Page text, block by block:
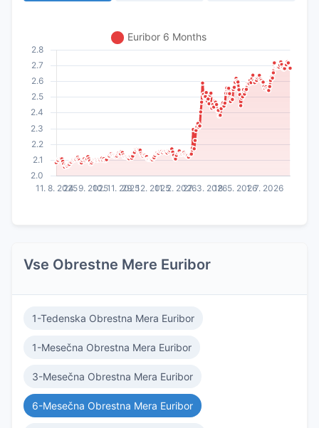
Vse Obrestne Mere Euribor
1-Tedenska Obrestna Mera Euribor
1-Mesečna Obrestna Mera Euribor
3-Mesečna Obrestna Mera Euribor
6-Mesečna Obrestna Mera Euribor